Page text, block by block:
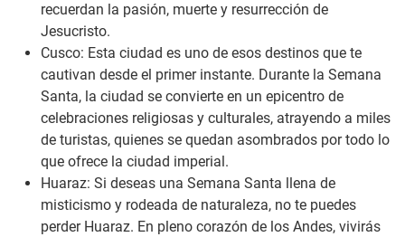
recuerdan la pasión, muerte y resurrección de
Jesucristo.
Cusco: Esta ciudad es uno de esos destinos que te
cautivan desde el primer instante. Durante la Semana
Santa, la ciudad se convierte en un epicentro de
celebraciones religiosas y culturales, atrayendo a miles
de turistas, quienes se quedan asombrados por todo lo
que ofrece la ciudad imperial.
Huaraz: Si deseas una Semana Santa llena de
misticismo y rodeada de naturaleza, no te puedes
perder Huaraz. En pleno corazón de los Andes, vivirás